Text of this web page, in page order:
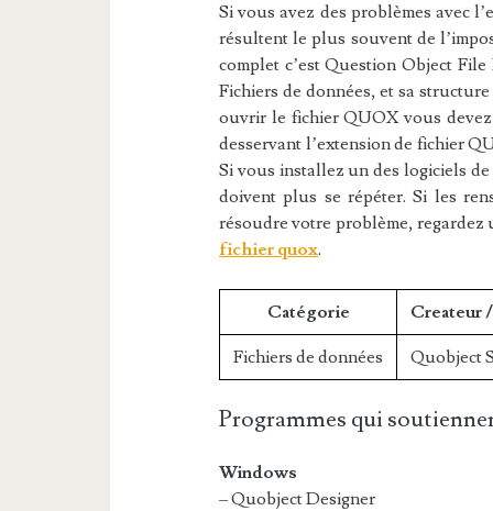
Si vous avez des problèmes avec
résultent le plus souvent de
complet c’est Question Object
Fichiers de données, et sa
ouvrir le fichier QUOX vous
desservant l’extension de fichier
Si vous installez un des logiciels
doivent plus se répéter. Si les
résoudre votre problème, regardez
fichier quox.
Catégorie Createur
Fichiers de données Quobject
Programmes qui
Windows
– Quobject Designer